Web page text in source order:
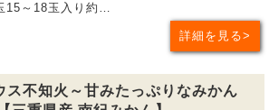
15～18玉入り約…
詳細を見る
不知火～甘みたっぷりなみかん